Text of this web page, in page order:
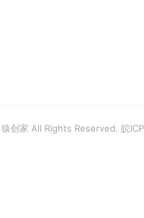
创家 All Rights Reserved. 皖